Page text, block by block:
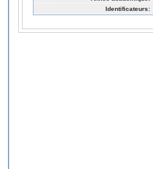
Identificateurs: